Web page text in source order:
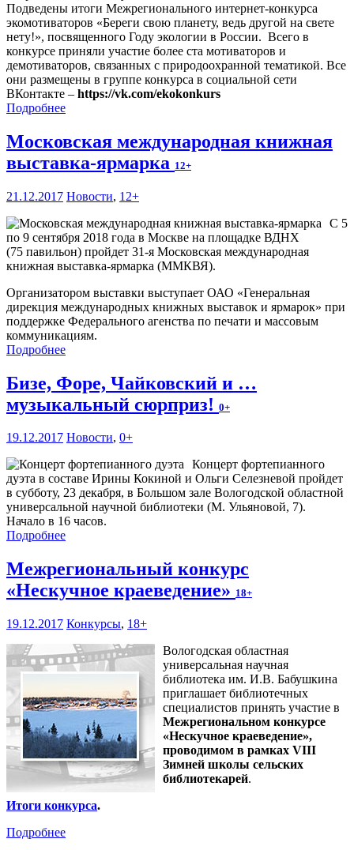
Подведены итоги Межрегионального интернет-конкурса
экомотиваторов «Береги свою планету, ведь другой на свете
нету!», посвященного Году экологии в России. Всего в
конкурсе приняли участие более ста мотиваторов и
демотиваторов, связанных с природоохранной тематикой. Все
они размещены в группе конкурса в социальной сети
ВКонтакте – https://vk.com/ekokonkurs
Подробнее
Московская международная книжная
выставка-ярмарка 12+
21.12.2017 Новости, 12+
С 5
по 9 сентября 2018 года в Москве на площадке ВДНХ
(75 павильон) пройдет 31-я Московская международная
книжная выставка-ярмарка (ММКВЯ).
Организатором выставки выступает ОАО «Генеральная
дирекция международных книжных выставок и ярмарок» при
поддержке Федерального агенства по печати и массовым
коммуникациям.
Подробнее
Бизе, Форе, Чайковский и …
музыкальный сюрприз! 0+
19.12.2017 Новости, 0+
Концерт фортепианного
дуэта в составе Ирины Кокиной и Ольги Селезневой пройдет
в субботу, 23 декабря, в Большом зале Вологодской областной
универсальной научной библиотеки (М. Ульяновой, 7).
Начало в 16 часов.
Подробнее
Межрегиональный конкурс
«Нескучное краеведение» 18+
19.12.2017 Конкурсы, 18+
Вологодская областная
универсальная научная
библиотека им. И.В. Бабушкина
приглашает библиотечных
специалистов принять участие в
Межрегиональном конкурсе
«Нескучное краеведение»,
проводимом в рамках VIII
Зимней школы сельских
библиотекарей.
Итоги конкурса.
Подробнее